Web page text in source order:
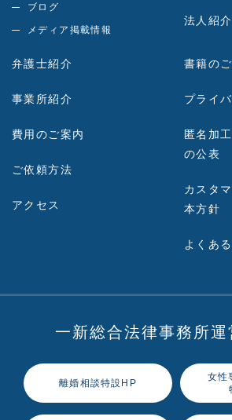
ブログ
メディア掲載情報
法人紹介
弁護士紹介
事業所紹介
費用のご案内
ご依頼方法
アクセス
書籍の
プライ
匿名加
の公表
カスタ
本方針
よくあ
一新総合法律事務所運
離婚相談特設HP
女性